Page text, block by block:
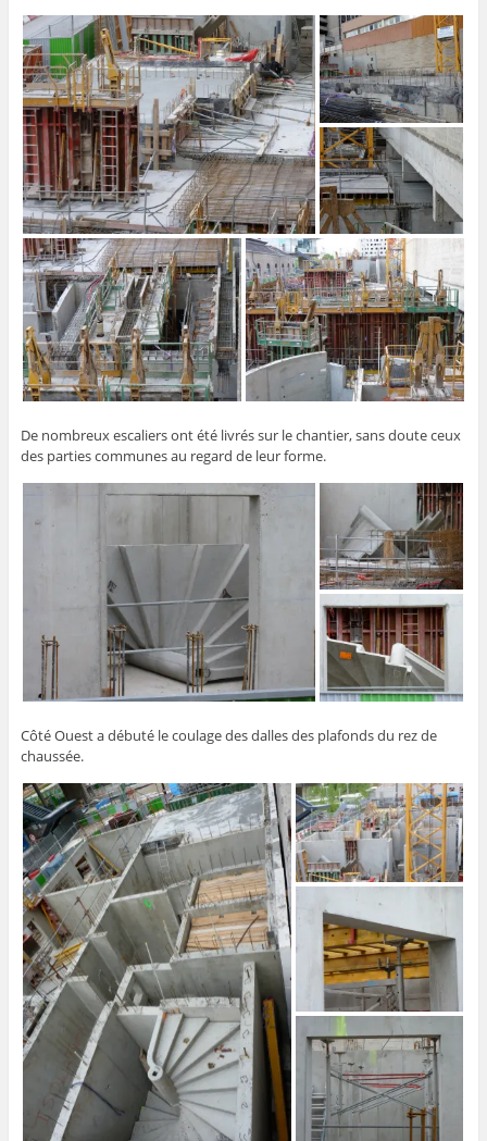
De nombreux escaliers ont été livrés sur le chantier, sans doute ceux
des parties communes au regard de leur forme.
Côté Ouest a débuté le coulage des dalles des plafonds du rez de
chaussée.